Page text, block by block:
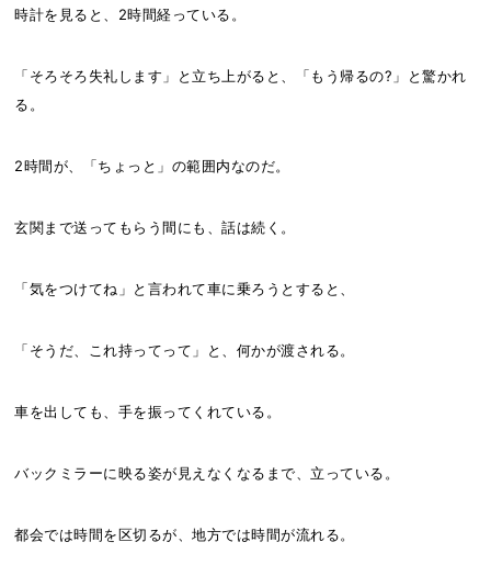
時計を見ると、2時間経っている。
「そろそろ失礼します」と立ち上がると、「もう帰るの?」と驚かれ
る。
2時間が、「ちょっと」の範囲内なのだ。
玄関まで送ってもらう間にも、話は続く。
「気をつけてね」と言われて車に乗ろうとすると、
「そうだ、これ持ってって」と、何かが渡される。
車を出しても、手を振ってくれている。
バックミラーに映る姿が見えなくなるまで、立っている。
都会では時間を区切るが、地方では時間が流れる。